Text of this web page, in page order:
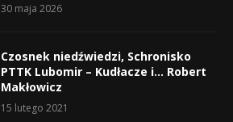
30 maja 2026
Czosnek niedźwiedzi, Schronisko
PTTK Lubomir – Kudłacze i… Robert
Makłowicz
15 lutego 2021